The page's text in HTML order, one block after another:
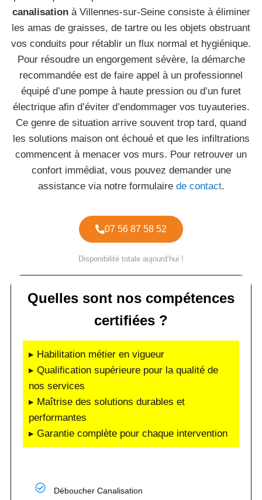
canalisationà Villennes-sur-Seine consiste à éliminer
les amas de graisses, de tartre ou les objets obstruant
vos conduits pour rétablir un flux normal et hygiénique.
Pour résoudre un engorgement sévère, la démarche
recommandée est de faire appel à un professionnel
équipé d’une pompe à haute pression ou d’un furet
électrique afin d’éviter d’endommager vos tuyauteries.
Ce genre de situation arrive souvent trop tard, quand
les solutions maison ont échoué et que les infiltrations
commencent à menacer vos murs. Pour retrouver un
confort immédiat, vous pouvez demander une
assistance via notre formulaire de contact.
07 56 87 58 52
Disponibilité totale aujourd’hui !
Quelles sont nos compétences
certifiées ?
▸ Habilitation métier en vigueur
▸ Qualification supérieure pour la qualité de
nos services
▸ Maîtrise des solutions durables et
performantes
▸ Garantie complète pour chaque intervention
Déboucher Canalisation